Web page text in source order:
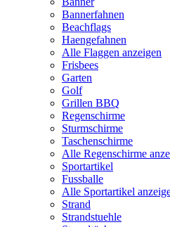
Bannerfahnen
Beachflags
Haengefahnen
Alle Flaggen anzeigen
Frisbees
Garten
Golf
Grillen BBQ
Regenschirme
Sturmschirme
Taschenschirme
Alle Regenschirme
Sportartikel
Fussballe
Alle Sportartikel
Strand
Strandstuehle